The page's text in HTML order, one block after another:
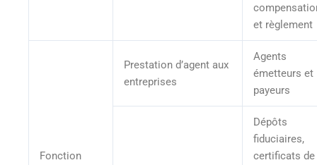
et règlement
Fonction
Prestation d’agent aux
entreprises
Agents
émetteurs et
payeurs
Dépôts
fiduciaires,
certificats de